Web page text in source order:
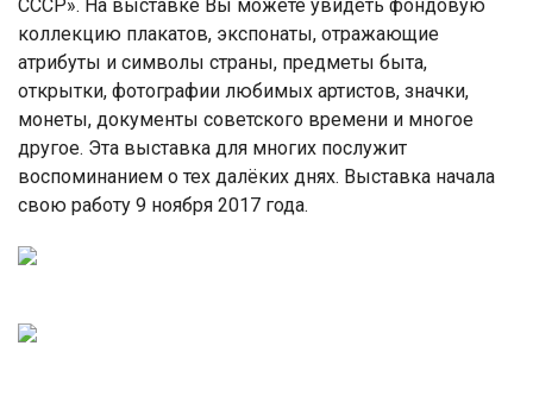
СССР». На выставке Вы можете увидеть фондовую
коллекцию плакатов, экспонаты, отражающие
атрибуты и символы страны, предметы быта,
открытки, фотографии любимых артистов, значки,
монеты, документы советского времени и многое
другое. Эта выставка для многих послужит
воспоминанием о тех далёких днях. Выставка начала
свою работу 9 ноября 2017 года.